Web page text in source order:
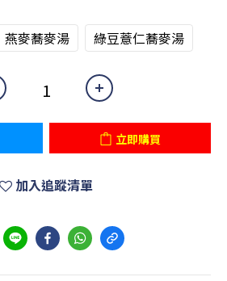
燕麥蕎麥湯 綠豆薏仁蕎麥湯
立即購買
加入追蹤清單